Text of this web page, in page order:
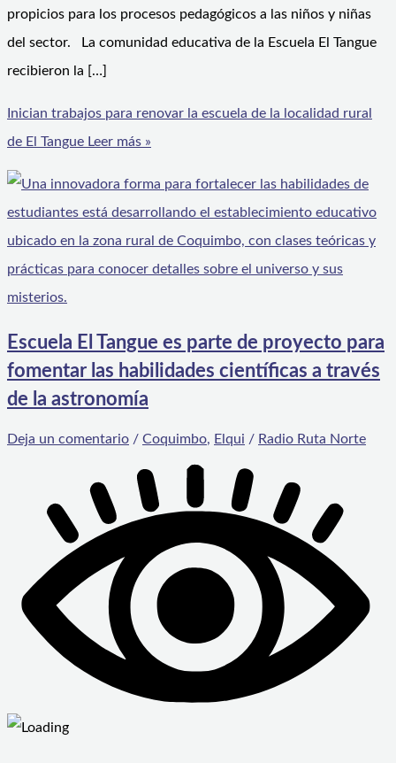
propicios para los procesos pedagógicos a las niños y niñas
del sector. La comunidad educativa de la Escuela El Tangue
recibieron la […]
Inician trabajos para renovar la escuela de la localidad rural
de El Tangue Leer más »
Escuela El Tangue es parte de proyecto para
fomentar las habilidades científicas a través
de la astronomía
Deja un comentario / Coquimbo, Elqui / Radio Ruta Norte